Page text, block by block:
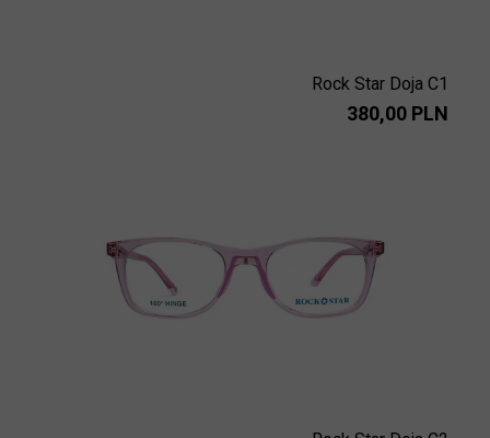
Rock Star Doja C1
380,00 PLN